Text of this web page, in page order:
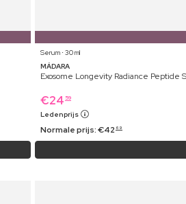
Serum ⋅ 30 ml
MÁDARA
Exosome Longevity Radiance Peptide
€24 59
Ledenprijs
Normale prijs:€42 69